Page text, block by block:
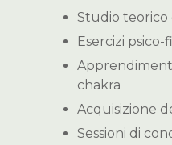
Studio
Esercizi
chakra
Acquisizione
Sessioni di